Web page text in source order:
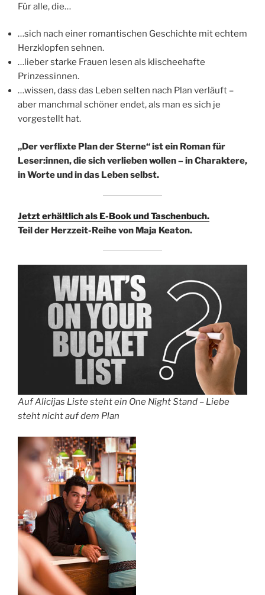
Für alle, die…
…sich nach einer romantischen Geschichte mit echtem
Herzklopfen sehnen.
…lieber starke Frauen lesen als klischeehafte
Prinzessinnen.
…wissen, dass das Leben selten nach Plan verläuft –
aber manchmal schöner endet, als man es sich je
vorgestellt hat.
„Der verflixte Plan der Sterne“ ist ein Roman für
Leser:innen, die sich verlieben wollen – in Charaktere,
in Worte und in das Leben selbst.
Jetzt erhältlich als E-Book und Taschenbuch.
Teil der Herzzeit-Reihe von Maja Keaton.
Auf Alicijas Liste steht ein One Night Stand – Liebe
steht nicht auf dem Plan